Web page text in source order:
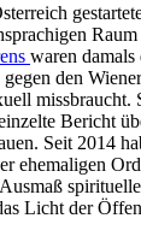
waren
gegen den
Bericht
Seit 2014
ehemaligen
Licht der